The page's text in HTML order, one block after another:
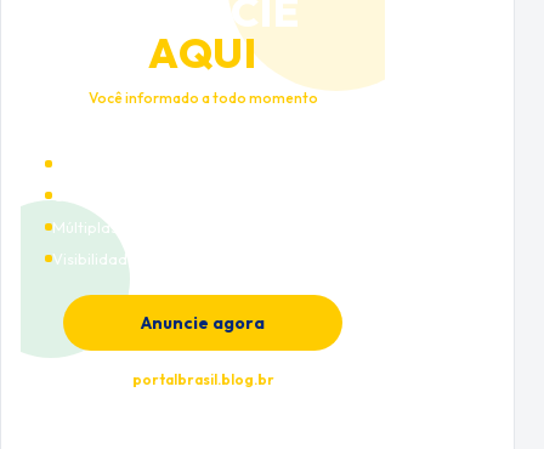
ANUNCIE
AQUI
Você informado a todo momento
Múltiplas categorias
Visibilidade premium
Anuncie agora
portalbrasil.blog.br